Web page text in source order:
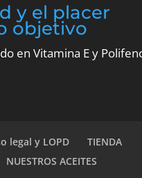
y el placer
objetivo
en Vitamina E y
legal y LOPD
TIENDA
NUESTROS ACEITES